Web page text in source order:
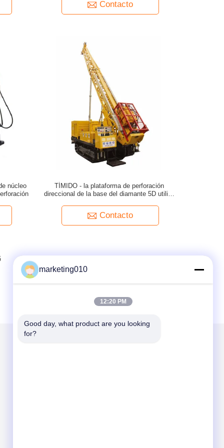
Contacto
núcleo
TÍMIDO - la plataforma de perforación
direccional de la base del diamante 5D utiliza
Contacto
marketing010
12:20 PM
Good day, what product are you looking
for?